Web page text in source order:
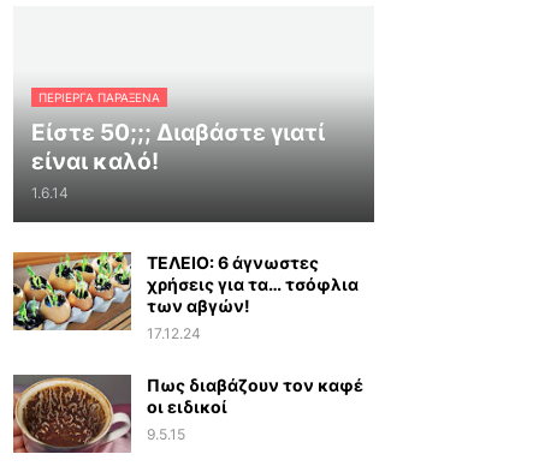
ΠΕΡΊΕΡΓΑ ΠΑΡΆΞΕΝΑ
Είστε 50;;; Διαβάστε γιατί
είναι καλό!
1.6.14
ΤΕΛΕΙΟ: 6 άγνωστες
χρήσεις για τα… τσόφλια
των αβγών!
17.12.24
Πως διαβάζουν τον καφέ
οι ειδικοί
9.5.15